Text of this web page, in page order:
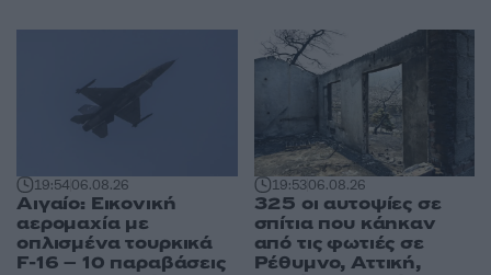
19:5406.08.26
Αιγαίο: Εικονική
αερομαχία με
οπλισμένα τουρκικά
F-16 – 10 παραβάσεις
19:5306.08.26
325 οι αυτοψίες σε
σπίτια που κάηκαν
από τις φωτιές σε
Ρέθυμνο, Αττική,